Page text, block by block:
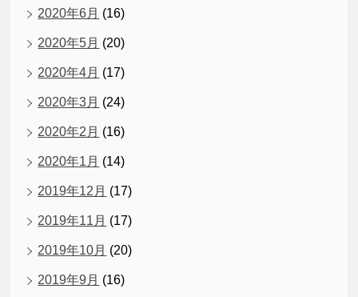
2020年6月 (16)
2020年5月 (20)
2020年4月 (17)
2020年3月 (24)
2020年2月 (16)
2020年1月 (14)
2019年12月 (17)
2019年11月 (17)
2019年10月 (20)
2019年9月 (16)